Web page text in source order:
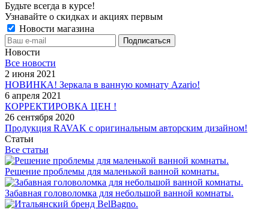
Будьте всегда в курсе!
Узнавайте о скидках и акциях первым
Новости магазина
Новости
Все новости
2 июня 2021
НОВИНКА! Зеркала в ванную комнату Azario!
6 апреля 2021
КОРРЕКТИРОВКА ЦЕН !
26 сентября 2020
Продукция RAVAK с оригинальным авторским дизайном!
Статьи
Все статьи
Решение проблемы для маленькой ванной комнаты.
Забавная головоломка для небольшой ванной комнаты.